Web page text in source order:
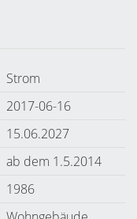
Strom
2017-06-16
15.06.2027
ab dem 1.5.2014
1986